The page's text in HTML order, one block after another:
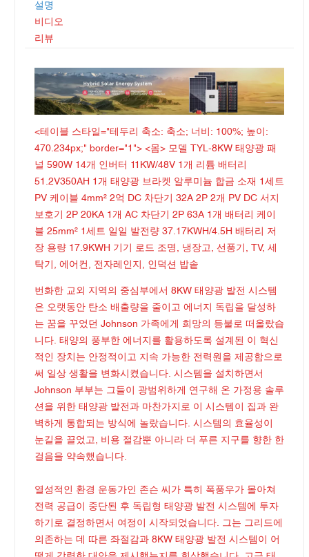
설명
비디오
리뷰
<테이블 스타일="테두리 축소: 축소; 너비: 100%; 높이:
470.234px;" border="1"> <몸> 모델 TYL-8KW 태양광 패
널 590W 14개 인버터 11KW/48V 1개 리튬 배터리
51.2V350AH 1개 태양광 브라켓 알루미늄 합금 소재 1세트
PV 케이블 4mm² 2억 DC 차단기 32A 2P 2개 PV DC 서지
보호기 2P 20KA 1개 AC 차단기 2P 63A 1개 배터리 케이
블 25mm² 1세트 일일 발전량 37.17KWH/4.5H 배터리 저
장 용량 17.9KWH 기기 로드 조명, 냉장고, 선풍기, TV, 세
탁기, 에어컨, 전자레인지, 인덕션 밥솥
번화한 교외 지역의 중심부에서 8KW 태양광 발전 시스템
은 오랫동안 탄소 배출량을 줄이고 에너지 독립을 달성하
는 꿈을 꾸었던 Johnson 가족에게 희망의 등불로 떠올랐습
니다. 태양의 풍부한 에너지를 활용하도록 설계된 이 혁신
적인 장치는 안정적이고 지속 가능한 전력원을 제공함으로
써 일상 생활을 변화시켰습니다. 시스템을 설치하면서
Johnson 부부는 그들이 광범위하게 연구해 온 가정용 솔루
션을 위한 태양광 발전과 마찬가지로 이 시스템이 집과 완
벽하게 통합되는 방식에 놀랐습니다. 시스템의 효율성이
눈길을 끌었고, 비용 절감뿐 아니라 더 푸른 지구를 향한 한
걸음을 약속했습니다.
열성적인 환경 운동가인 존슨 씨가 특히 폭풍우가 몰아쳐
전력 공급이 중단된 후 독립형 태양광 발전 시스템에 투자
하기로 결정하면서 여정이 시작되었습니다. 그는 그리드에
의존하는 데 따른 좌절감과 8KW 태양광 발전 시스템이 어